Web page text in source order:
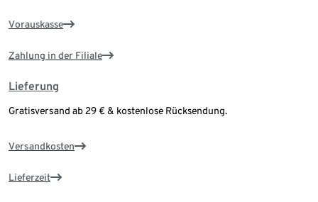
Vorauskasse
Zahlung in der Filiale
Lieferung
Gratisversand ab 29 € & kostenlose Rücksendung.
Versandkosten
Lieferzeit